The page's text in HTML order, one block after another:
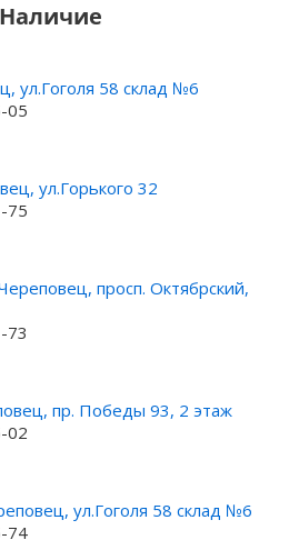
Наличие
ул.Гоголя 58 склад №6
05
ул.Горького 32
75
просп. Октябрский,
73
пр. Победы 93, 2 этаж
02
ул.Гоголя 58 склад №6
74